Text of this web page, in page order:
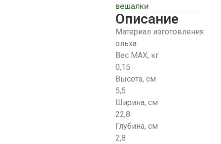
вешалки
Описание
Материал изготовления
ольха
Вес МАХ, кг
0,15
Высота, см
5,5
Ширина, см
22,8
Глубина, см
2,8